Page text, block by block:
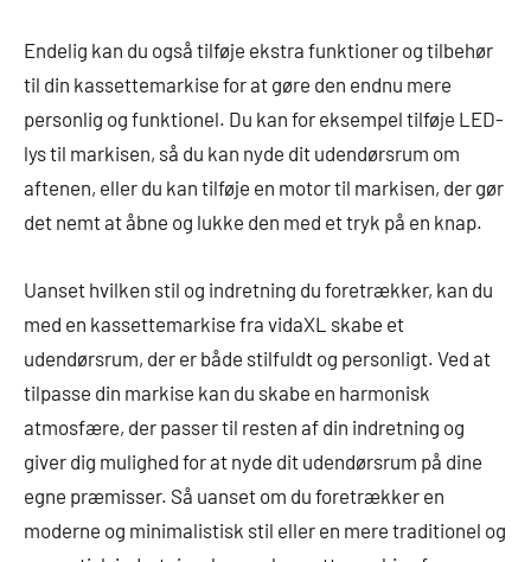
Endelig kan du også tilføje ekstra funktioner og tilbehør
til din kassettemarkise for at gøre den endnu mere
personlig og funktionel. Du kan for eksempel tilføje LED-
lys til markisen, så du kan nyde dit udendørsrum om
aftenen, eller du kan tilføje en motor til markisen, der gør
det nemt at åbne og lukke den med et tryk på en knap.
Uanset hvilken stil og indretning du foretrækker, kan du
med en kassettemarkise fra vidaXL skabe et
udendørsrum, der er både stilfuldt og personligt. Ved at
tilpasse din markise kan du skabe en harmonisk
atmosfære, der passer til resten af din indretning og
giver dig mulighed for at nyde dit udendørsrum på dine
egne præmisser. Så uanset om du foretrækker en
moderne og minimalistisk stil eller en mere traditionel og